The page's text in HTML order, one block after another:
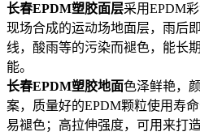
长春EPDM塑胶面层采用EPDM
现场合成的运动场地面层，雨后
线，酸雨等的污染而褪色，能长
能。
长春EPDM塑胶地面色泽鲜艳，
案，质量好的EPDM颗粒使用寿
易褪色；高拉伸强度，可用来打